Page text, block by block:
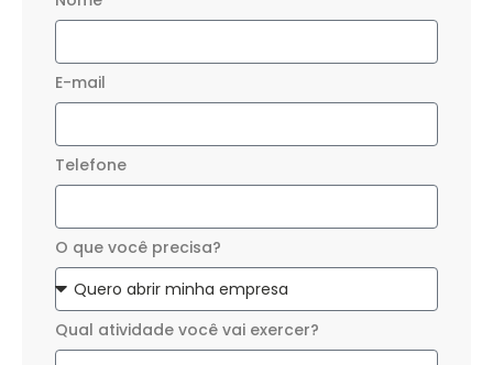
E-mail
Telefone
O que você precisa?
Qual atividade você vai exercer?